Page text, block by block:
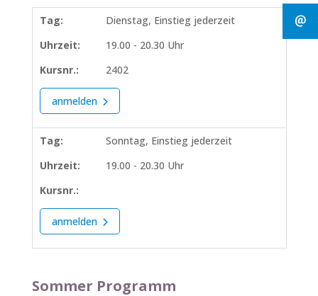
Tag:
Dienstag, Einstieg jederzeit
Uhrzeit:
19.00 - 20.30 Uhr
Kursnr.:
2402
anmelden
Tag:
Sonntag, Einstieg jederzeit
Uhrzeit:
19.00 - 20.30 Uhr
Kursnr.:
anmelden
Sommer Programm